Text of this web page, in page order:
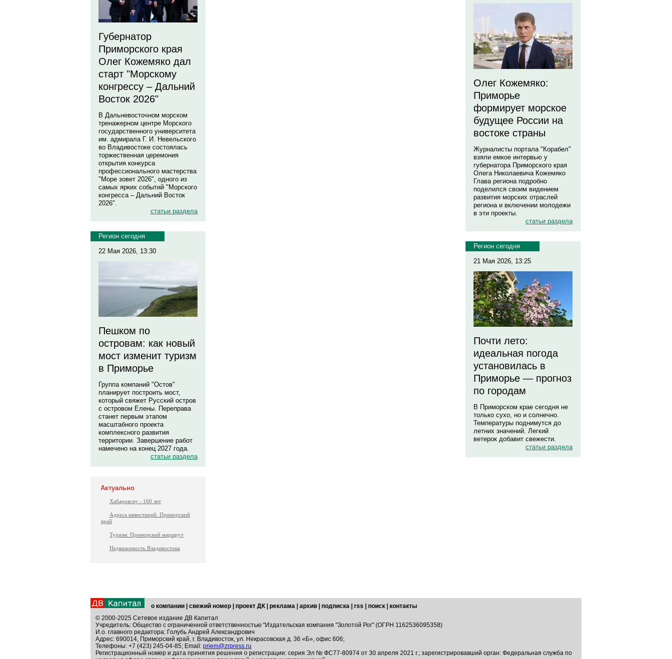
Губернатор
Приморского края
Олег Кожемяко дал
старт "Морскому
конгрессу – Дальний
Восток 2026"
В Дальневосточном морском
тренажерном центре Морского
государственного университета
им. адмирала Г. И. Невельского
во Владивостоке состоялась
торжественная церемония
открытия конкурса
профессионального мастерства
"Море зовет 2026", одного из
самых ярких событий "Морского
конгресса – Дальний Восток
2026".
статьи раздела
Регион сегодня
22 Мая 2026, 13:30
Пешком по
островам: как новый
мост изменит туризм
в Приморье
Группа компаний "Остов"
планирует построить мост,
который свяжет Русский остров
с островом Елены. Переправа
станет первым этапом
масштабного проекта
комплексного развития
территории. Завершение работ
намечено на конец 2027 года.
статьи раздела
Актуально
Хабаровску - 160 лет
Адреса инвестиций. Приморский
край
Туризм: Приморский маршрут
Недвижимость Владивостока
Олег Кожемяко:
Приморье
формирует морское
будущее России на
востоке страны
Журналисты портала "Корабел"
взяли емкое интервью у
губернатора Приморского края
Олега Николаевича Кожемяко
Глава региона подробно
поделился своим видением
развития морских отраслей
региона и включении молодежи
в эти проекты.
статьи раздела
Регион сегодня
21 Мая 2026, 13:25
Почти лето:
идеальная погода
установилась в
Приморье — прогноз
по городам
В Приморском крае сегодня не
только сухо, но и солнечно.
Температуры поднимутся до
летних значений. Легкий
ветерок добавит свежести.
статьи раздела
о компании свежий номер проект ДК реклама архив подписка rss поиск
контакты
© 2000-2025 Сетевое издание ДВ Капитал
Учредитель: Общество с ограниченной ответственностью "Издательская компания "Золотой Рог" (ОГРН 1162536095358)
И.о. главного редактора: Голубь Андрей Александрович
Адрес: 690014, Приморский край, г. Владивосток, ул. Некрасовская д. 36 «Б», офис 606;
Телефоны: +7 (423) 245-04-85; Email: priem@zrpress.ru
Регистрационный номер и дата принятия решения о регистрации: серия Эл № ФС77-80974 от 30 апреля 2021 г.; зарегистрировавший орган: Федеральная служба по